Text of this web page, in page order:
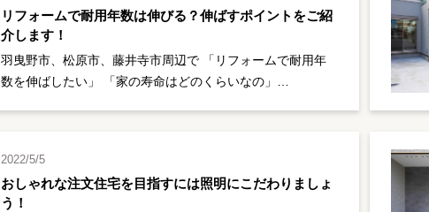
リフォームで耐用年数は伸びる？伸ばすポイントをご紹
介します！
羽曳野市、松原市、藤井寺市周辺で 「リフォームで耐用年
数を伸ばしたい」 「家の寿命はどのくらいなの」…
2022/5/5
おしゃれな注文住宅を目指すには照明にこだわりましょ
う！